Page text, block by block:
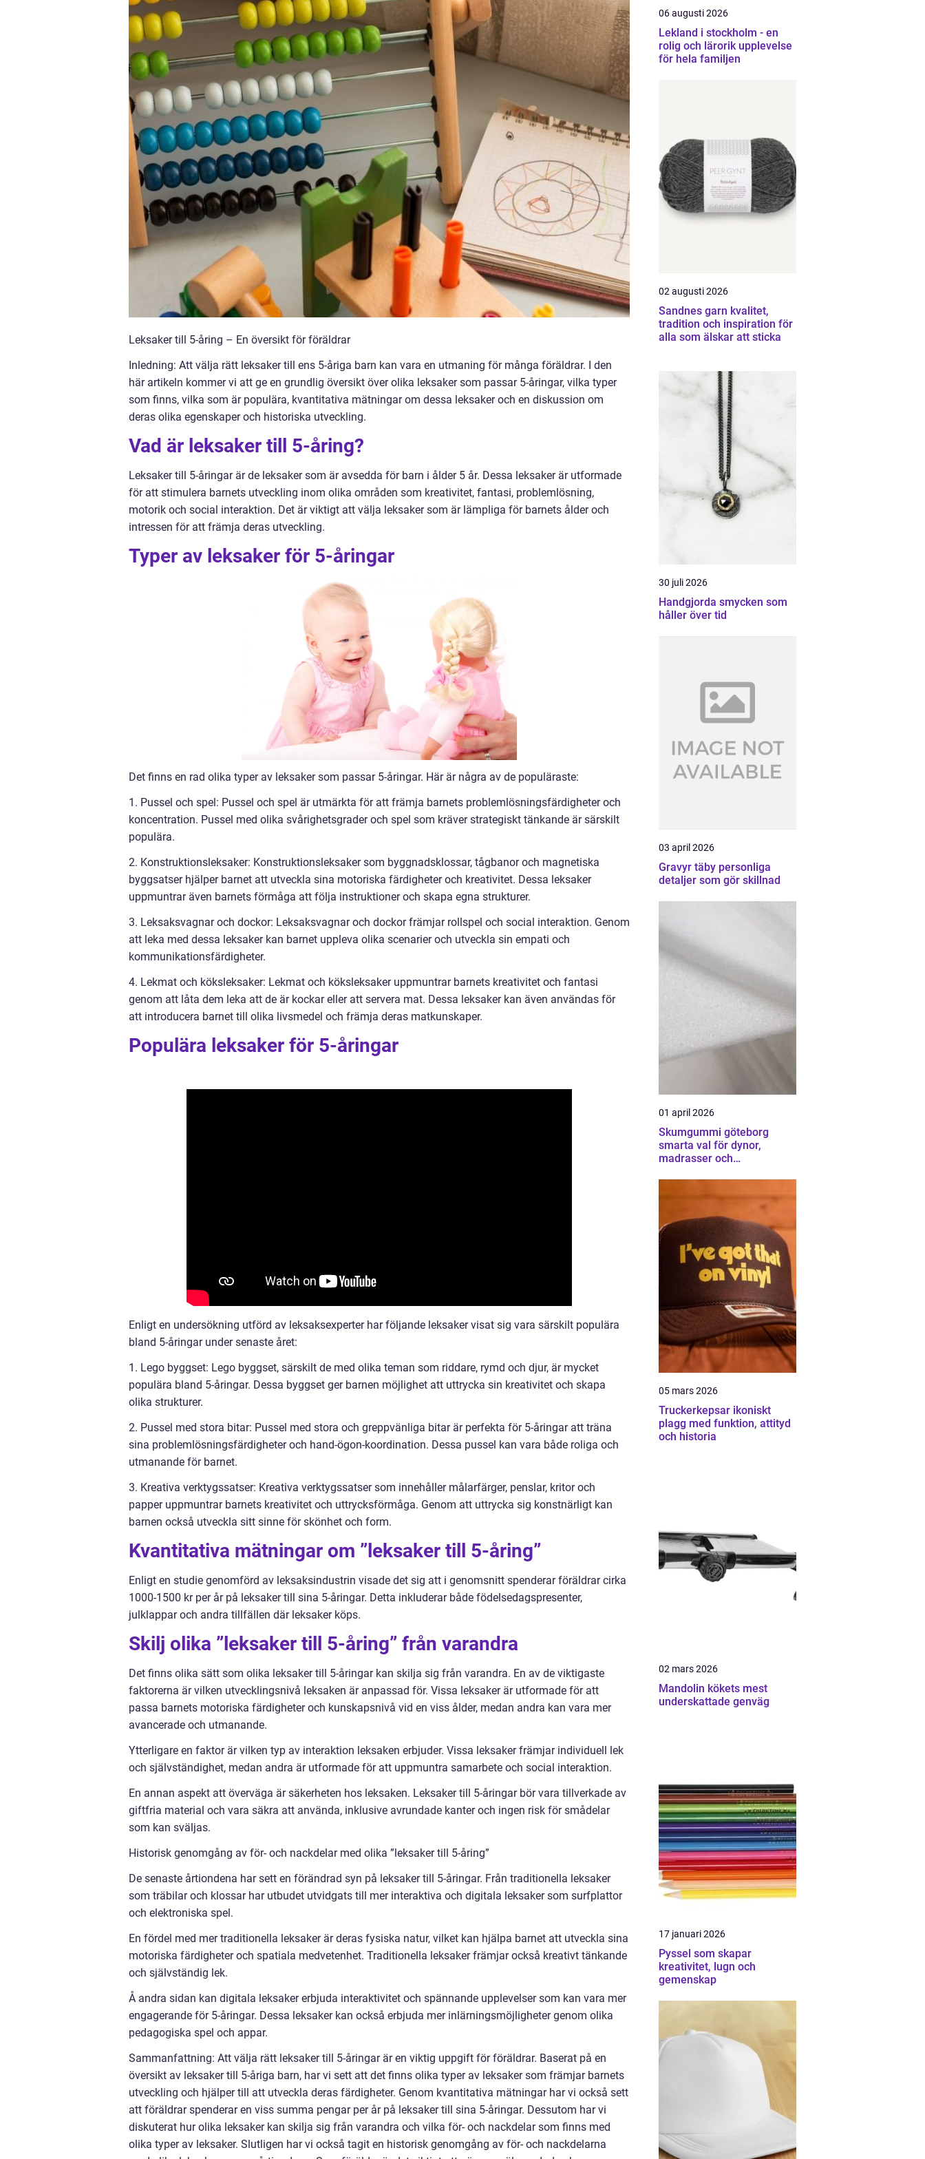
Leksaker till 5-åring – En översikt för föräldrar
Inledning: Att välja rätt leksaker till ens 5-åriga barn kan vara en utmaning för många föräldrar. I den
här artikeln kommer vi att ge en grundlig översikt över olika leksaker som passar 5-åringar, vilka typer
som finns, vilka som är populära, kvantitativa mätningar om dessa leksaker och en diskussion om
deras olika egenskaper och historiska utveckling.
Vad är leksaker till 5-åring?
Leksaker till 5-åringar är de leksaker som är avsedda för barn i ålder 5 år. Dessa leksaker är utformade
för att stimulera barnets utveckling inom olika områden som kreativitet, fantasi, problemlösning,
motorik och social interaktion. Det är viktigt att välja leksaker som är lämpliga för barnets ålder och
intressen för att främja deras utveckling.
Typer av leksaker för 5-åringar
Det finns en rad olika typer av leksaker som passar 5-åringar. Här är några av de populäraste:
1. Pussel och spel: Pussel och spel är utmärkta för att främja barnets problemlösningsfärdigheter och
koncentration. Pussel med olika svårighetsgrader och spel som kräver strategiskt tänkande är särskilt
populära.
2. Konstruktionsleksaker: Konstruktionsleksaker som byggnadsklossar, tågbanor och magnetiska
byggsatser hjälper barnet att utveckla sina motoriska färdigheter och kreativitet. Dessa leksaker
uppmuntrar även barnets förmåga att följa instruktioner och skapa egna strukturer.
3. Leksaksvagnar och dockor: Leksaksvagnar och dockor främjar rollspel och social interaktion. Genom
att leka med dessa leksaker kan barnet uppleva olika scenarier och utveckla sin empati och
kommunikationsfärdigheter.
4. Lekmat och köksleksaker: Lekmat och köksleksaker uppmuntrar barnets kreativitet och fantasi
genom att låta dem leka att de är kockar eller att servera mat. Dessa leksaker kan även användas för
att introducera barnet till olika livsmedel och främja deras matkunskaper.
Populära leksaker för 5-åringar
Enligt en undersökning utförd av leksaksexperter har följande leksaker visat sig vara särskilt populära
bland 5-åringar under senaste året:
1. Lego byggset: Lego byggset, särskilt de med olika teman som riddare, rymd och djur, är mycket
populära bland 5-åringar. Dessa byggset ger barnen möjlighet att uttrycka sin kreativitet och skapa
olika strukturer.
2. Pussel med stora bitar: Pussel med stora och greppvänliga bitar är perfekta för 5-åringar att träna
sina problemlösningsfärdigheter och hand-ögon-koordination. Dessa pussel kan vara både roliga och
utmanande för barnet.
3. Kreativa verktygssatser: Kreativa verktygssatser som innehåller målarfärger, penslar, kritor och
papper uppmuntrar barnets kreativitet och uttrycksförmåga. Genom att uttrycka sig konstnärligt kan
barnen också utveckla sitt sinne för skönhet och form.
Kvantitativa mätningar om ”leksaker till 5-åring”
Enligt en studie genomförd av leksaksindustrin visade det sig att i genomsnitt spenderar föräldrar cirka
1000-1500 kr per år på leksaker till sina 5-åringar. Detta inkluderar både födelsedagspresenter,
julklappar och andra tillfällen där leksaker köps.
Skilj olika ”leksaker till 5-åring” från varandra
Det finns olika sätt som olika leksaker till 5-åringar kan skilja sig från varandra. En av de viktigaste
faktorerna är vilken utvecklingsnivå leksaken är anpassad för. Vissa leksaker är utformade för att
passa barnets motoriska färdigheter och kunskapsnivå vid en viss ålder, medan andra kan vara mer
avancerade och utmanande.
Ytterligare en faktor är vilken typ av interaktion leksaken erbjuder. Vissa leksaker främjar individuell lek
och självständighet, medan andra är utformade för att uppmuntra samarbete och social interaktion.
En annan aspekt att överväga är säkerheten hos leksaken. Leksaker till 5-åringar bör vara tillverkade av
giftfria material och vara säkra att använda, inklusive avrundade kanter och ingen risk för smådelar
som kan sväljas.
Historisk genomgång av för- och nackdelar med olika ”leksaker till 5-åring”
De senaste årtiondena har sett en förändrad syn på leksaker till 5-åringar. Från traditionella leksaker
som träbilar och klossar har utbudet utvidgats till mer interaktiva och digitala leksaker som surfplattor
och elektroniska spel.
En fördel med mer traditionella leksaker är deras fysiska natur, vilket kan hjälpa barnet att utveckla sina
motoriska färdigheter och spatiala medvetenhet. Traditionella leksaker främjar också kreativt tänkande
och självständig lek.
Å andra sidan kan digitala leksaker erbjuda interaktivitet och spännande upplevelser som kan vara mer
engagerande för 5-åringar. Dessa leksaker kan också erbjuda mer inlärningsmöjligheter genom olika
pedagogiska spel och appar.
Sammanfattning: Att välja rätt leksaker till 5-åringar är en viktig uppgift för föräldrar. Baserat på en
översikt av leksaker till 5-åriga barn, har vi sett att det finns olika typer av leksaker som främjar barnets
utveckling och hjälper till att utveckla deras färdigheter. Genom kvantitativa mätningar har vi också sett
att föräldrar spenderar en viss summa pengar per år på leksaker till sina 5-åringar. Dessutom har vi
diskuterat hur olika leksaker kan skilja sig från varandra och vilka för- och nackdelar som finns med
olika typer av leksaker. Slutligen har vi också tagit en historisk genomgång av för- och nackdelarna
06 augusti 2026
Lekland i stockholm - en
rolig och lärorik upplevelse
för hela familjen
02 augusti 2026
Sandnes garn kvalitet,
tradition och inspiration för
alla som älskar att sticka
30 juli 2026
Handgjorda smycken som
håller över tid
03 april 2026
Gravyr täby personliga
detaljer som gör skillnad
01 april 2026
Skumgummi göteborg
smarta val för dynor,
madrasser och
05 mars 2026
Truckerkepsar ikoniskt
plagg med funktion, attityd
och historia
02 mars 2026
Mandolin kökets mest
underskattade genväg
17 januari 2026
Pyssel som skapar
kreativitet, lugn och
gemenskap